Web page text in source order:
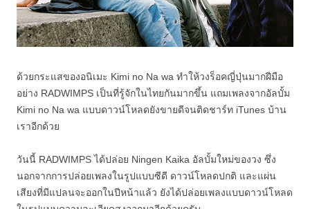
ด้วยกระแสของอนิเมะ Kimi no Na wa ทำให้วงร็อคญี่ปุ่นมากฝีมือ
อย่าง RADWIMPS เป็นที่รู้จักในไทยกันมากขึ้น แถมเพลงจากอัลบั้ม
Kimi no Na wa แบบดาวน์โหลดยังขายดีจนติดชาร์ท iTunes บ้าน
เราอีกด้วย
วันนี้ RADWIMPS ได้ปล่อย Ningen Kaika อัลบั้มใหม่ของวง ซึ่ง
นอกจากการปล่อยเพลงในรูปแบบซีดี ดาวน์โหลดปกติ และแผ่น
เสียงที่มีแปลนจะออกในปีหน้าแล้ว ยังได้ปล่อยเพลงแบบดาวน์โหลด